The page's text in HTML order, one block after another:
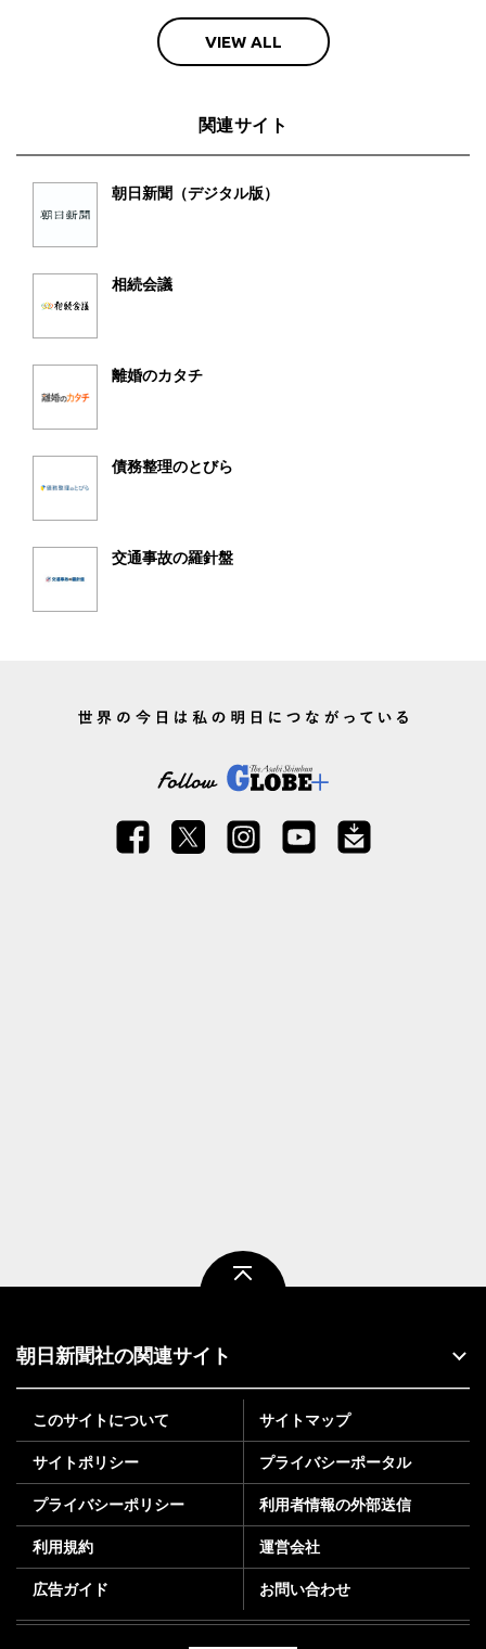
VIEW ALL
関連サイト
朝日新聞（デジタル版）
相続会議
離婚のカタチ
債務整理のとびら
交通事故の羅針盤
朝日新聞社の関連サイト
このサイトについて サイトマップ
サイトポリシー プライバシーポータル
プライバシーポリシー 利用者情報の外部送信
利用規約 運営会社
広告ガイド お問い合わせ